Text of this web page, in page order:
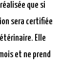
que si
sera certifiée
Elle
et ne prend